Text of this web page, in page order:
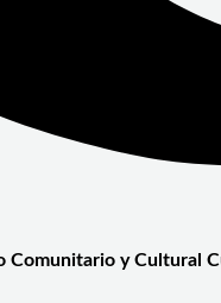
y Cultural